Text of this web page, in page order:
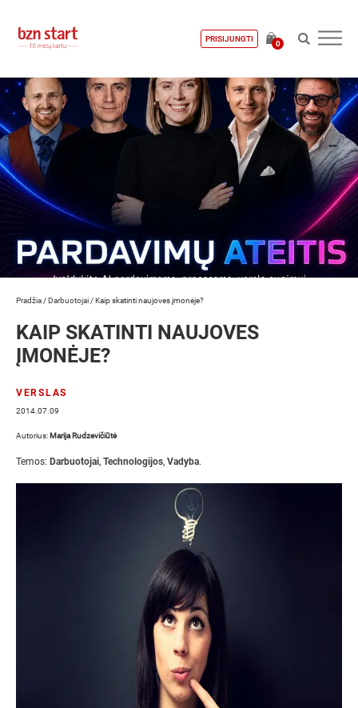
PRISIJUNGTI
0
Pradžia /Darbuotojai /Kaip skatinti naujoves įmonėje?
KAIP SKATINTI NAUJOVES
ĮMONĖJE?
VERSLAS
2014.07.09
Autorius: Marija Rudzevičiūtė
Temos: Darbuotojai, Technologijos, Vadyba.